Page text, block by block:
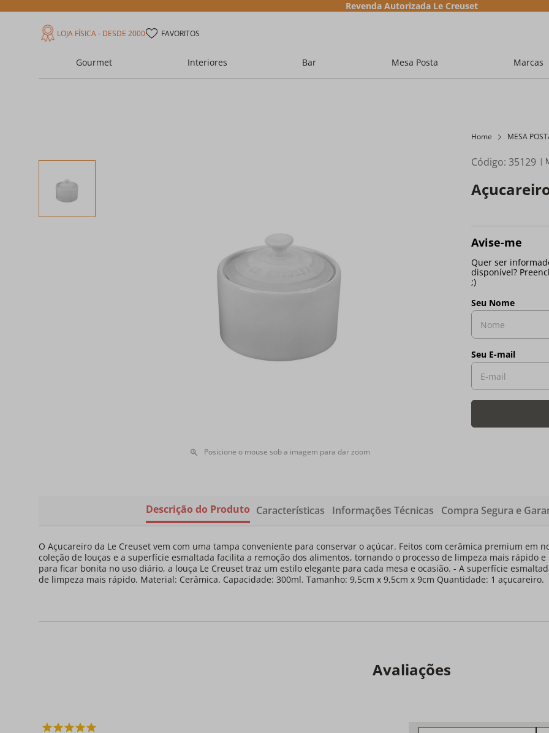
Revenda Autorizada Le Creuset
LOJA FÍSICA - DESDE 2000 FAVORITOS
Gourmet Interiores Bar Mesa Posta Marcas
Posicione o mouse sob a imagem para dar zoom
Home MESA
Código:35129
Descrição do Produto Características Informações Técnicas Compra Segura e
O Açucareiro da Le Creuset vem com uma tampa conveniente para conservar o açúcar. Feitos com cerâmica premium em
coleção de louças e a superfície esmaltada facilita a remoção dos alimentos, tornando o processo de limpeza mais rápido
para ficar bonita no uso diário, a louça Le Creuset traz um estilo elegante para cada mesa e ocasião. - A superfície
de limpeza mais rápido. Material: Cerâmica. Capacidade: 300ml. Tamanho: 9,5cm x 9,5cm x 9cm Quantidade: 1 açucareiro.
Avaliações